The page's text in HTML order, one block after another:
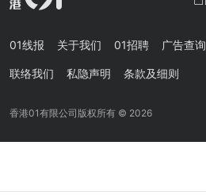
01线报 关于我们 01招聘 广告查询
联络我们 私隐声明 条款及细则
香港01有限公司版权所有 © 2026